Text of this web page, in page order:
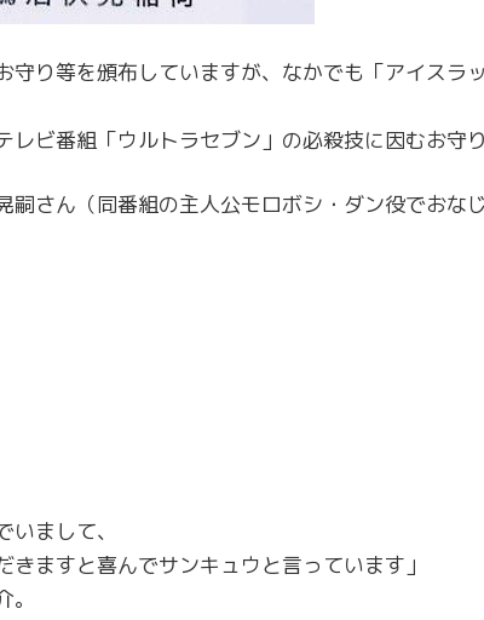
守り等を頒布していますが、なかでも「アイスラ
レビ番組「ウルトラセブン」の必殺技に因むお守り
嗣さん（同番組の主人公モロボシ・ダン役でおな
まして、
ますと喜んでサンキュウと言っています」